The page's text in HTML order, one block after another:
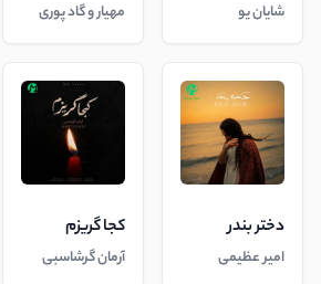
شایان یو مهیار و گاد پوری
دختر بندر
امیر عظیمی
کجا گریزم
آرمان گرشاسبی